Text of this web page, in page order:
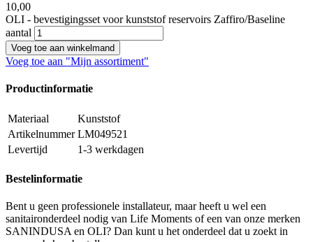
10,00
OLI - bevestigingsset voor kunststof reservoirs Zaffiro/Baseline
aantal
Voeg toe aan winkelmand
Voeg toe aan "Mijn assortiment"
Productinformatie
Materiaal
Kunststof
Artikelnummer LM049521
Levertijd
1-3 werkdagen
Bestelinformatie
Bent u geen professionele installateur, maar heeft u wel een
sanitaironderdeel nodig van Life Moments of een van onze merken
SANINDUSA en OLI? Dan kunt u het onderdeel dat u zoekt in